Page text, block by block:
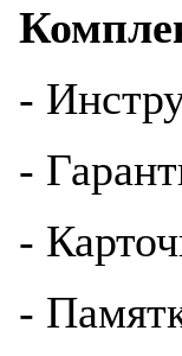
-
-
-
-